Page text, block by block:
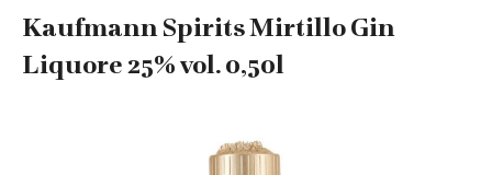
Kaufmann Spirits Mirtillo Gin
Liquore 25% vol. 0,50l